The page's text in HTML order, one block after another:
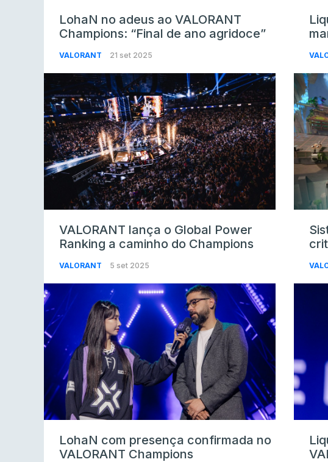
LohaN no adeus ao VALORANT
Champions: “Final de ano agridoce”
VALORANT 21 set 2025
VALORANT lança o Global Power
Ranking a caminho do Champions
VALORANT 5 set 2025
LohaN com presença confirmada no
VALORANT Champions